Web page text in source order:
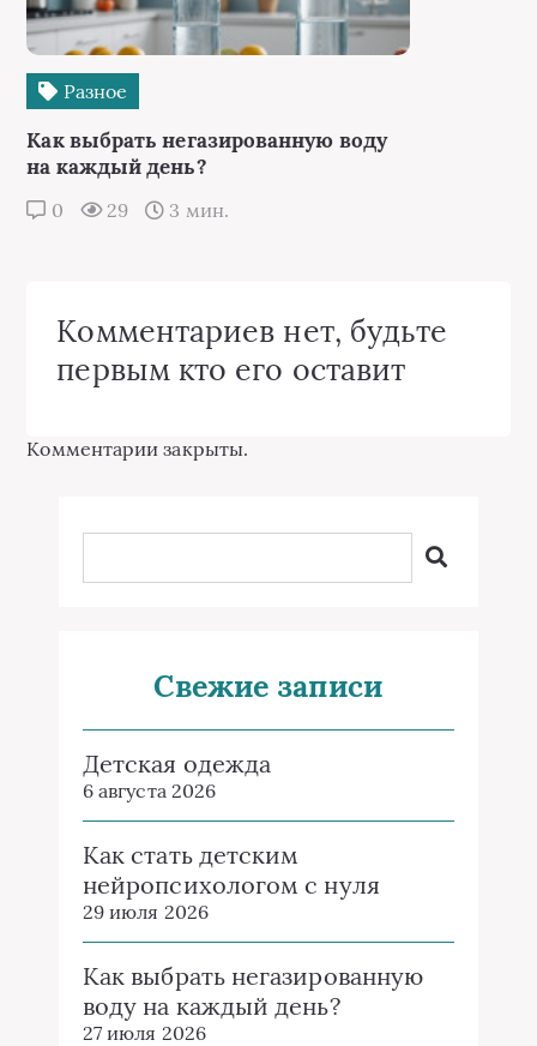
Разное
Как выбрать негазированную воду
на каждый день?
0 29 3 мин.
Комментариев нет, будьте
первым кто его оставит
Комментарии закрыты.
Свежие записи
Детская одежда
6 августа 2026
Как стать детским
нейропсихологом с нуля
29 июля 2026
Как выбрать негазированную
воду на каждый день?
27 июля 2026